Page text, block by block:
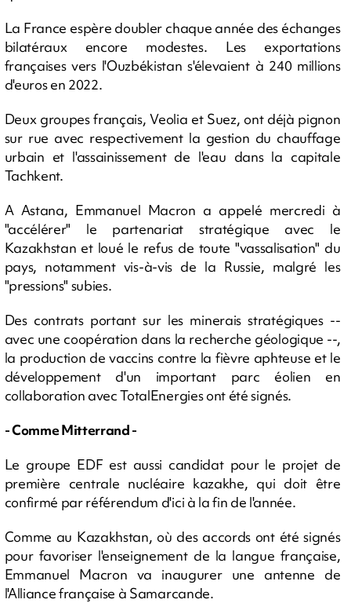
La France espère doubler chaque année des échanges
bilatéraux encore modestes. Les exportations
françaises vers l'Ouzbékistan s'élevaient à 240 millions
d'euros en 2022.
Deux groupes français, Veolia et Suez, ont déjà pignon
sur rue avec respectivement la gestion du chauffage
urbain et l'assainissement de l'eau dans la capitale
Tachkent.
A Astana, Emmanuel Macron a appelé mercredi à
"accélérer" le partenariat stratégique avec le
Kazakhstan et loué le refus de toute "vassalisation" du
pays, notamment vis-à-vis de la Russie, malgré les
"pressions" subies.
Des contrats portant sur les minerais stratégiques --
avec une coopération dans la recherche géologique --,
la production de vaccins contre la fièvre aphteuse et le
développement d'un important parc éolien en
collaboration avec TotalEnergies ont été signés.
- Comme Mitterrand -
Le groupe EDF est aussi candidat pour le projet de
première centrale nucléaire kazakhe, qui doit être
confirmé par référendum d'ici à la fin de l'année.
Comme au Kazakhstan, où des accords ont été signés
pour favoriser l'enseignement de la langue française,
Emmanuel Macron va inaugurer une antenne de
l'Alliance française à Samarcande.